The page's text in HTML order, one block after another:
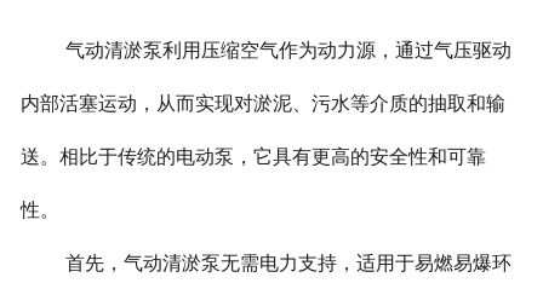
气动清淤泵利用压缩空气作为动力源，通过气压驱动
内部活塞运动，从而实现对淤泥、污水等介质的抽取和输
送。相比于传统的电动泵，它具有更高的安全性和可靠
性。
首先，气动清淤泵无需电力支持，适用于易燃易爆环